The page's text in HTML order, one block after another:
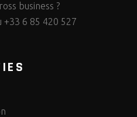
business ?
+33 6 85 420 527